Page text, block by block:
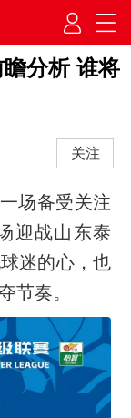
分析 谁将
关注
场备受关注
迎战山东泰
迷的心，也
节奏。